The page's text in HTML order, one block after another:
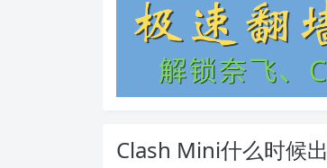
Clash Mini什么时候出